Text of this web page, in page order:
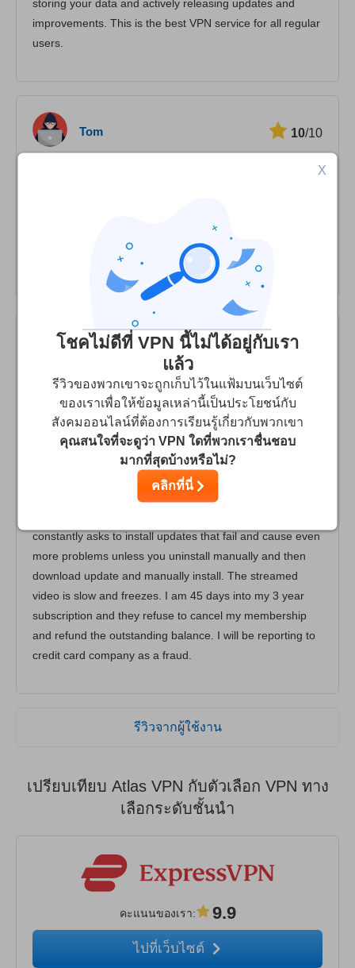
storing your data and actively releasing updates and
improvements. This is the best VPN service for all regular
users.
Tom 10/10
stacked social discount, $80 for 10 years. WHOOOOO!
My new personal favorite VPN. Recommend.
Randal Dean 2
DO NOT SUBSCRIBE ATLAS IS A RIP OFF
There are hardly any server locations and the speed
reduction has been significant from 500mbs down to 80
mbs. The Windows application is full of bugs and Atlas
causes my internet to disconnect when my system sleeps
and there is no way to reset my network short of a full
constantly asks to install updates that fail and cause even
more problems unless you uninstall manually and then
download update and manually install. The streamed
video is slow and freezes. I am 45 days into my 3 year
subscription and they refuse to cancel my membership
and refund the outstanding balance. I will be reporting to
credit card company as a fraud.
รีวิวจากผู้ใช้งาน
เปรียบเทียบ Atlas VPN กับตัวเลือก VPN ทาง
เลือกระดับชั้นนำ
คะแนนของเรา: 9.9
ไปที่เว็บไซต์
X
โชคไม่ดีที่ VPN นี้ไม่ได้อยู่กับเรา
แล้ว
รีวิวของพวกเขาจะถูกเก็บไว้ในแฟ้มบนเว็บไซต์
ของเราเพื่อให้ข้อมูลเหล่านี้เป็นประโยชน์กับ
สังคมออนไลน์ที่ต้องการเรียนรู้เกี่ยวกับพวกเขา
คุณสนใจที่จะดูว่า VPN ใดที่พวกเราชื่นชอบ
มากที่สุดบ้างหรือไม่?
คลิกที่นี่